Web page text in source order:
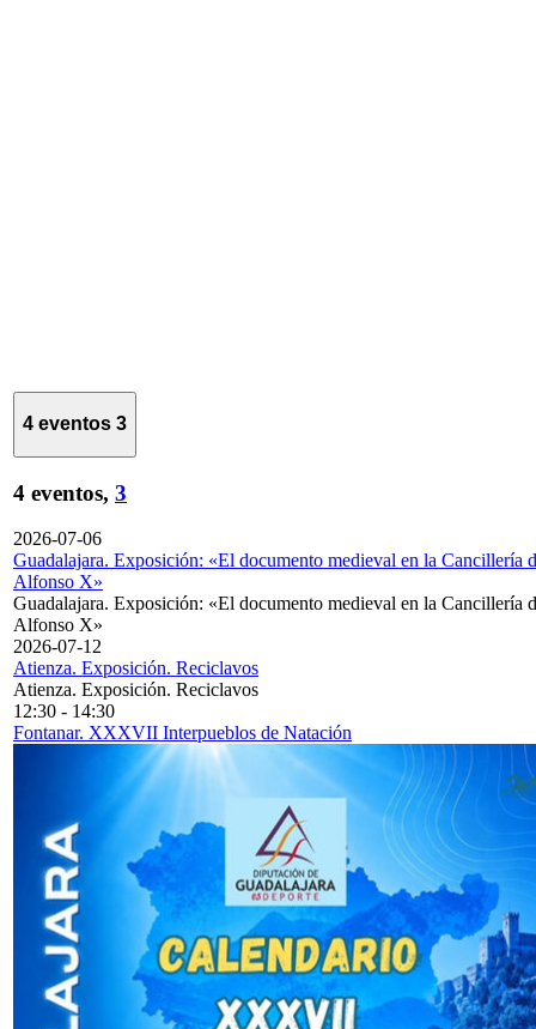
4 eventos 3
4 eventos, 3
2026-07-06
Guadalajara. Exposición: «El documento medieval en la Cancillería
Alfonso X»
Guadalajara. Exposición: «El documento medieval en la Cancillería
Alfonso X»
2026-07-12
Atienza. Exposición. Reciclavos
Atienza. Exposición. Reciclavos
12:30 - 14:30
Fontanar. XXXVII Interpueblos de Natación